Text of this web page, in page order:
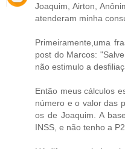
Joaquim, Airton,
atenderam minha
Primeiramente,uma
post do Marcos:
não estimulo a
Então meus cálculos
número e o valor das
os de Joaquim. A
INSS, e não tenho a